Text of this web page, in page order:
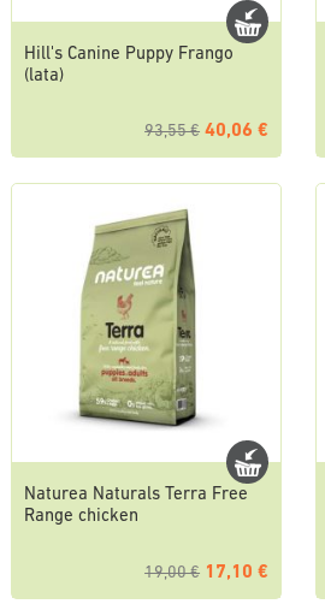
Hill's Canine Puppy Frango
(lata)
93,55 € 40,06 €
Naturea Naturals Terra Free
Range chicken
19,00 € 17,10 €